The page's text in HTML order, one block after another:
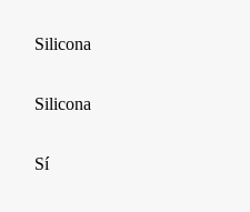
Silicona
Silicona
Sí